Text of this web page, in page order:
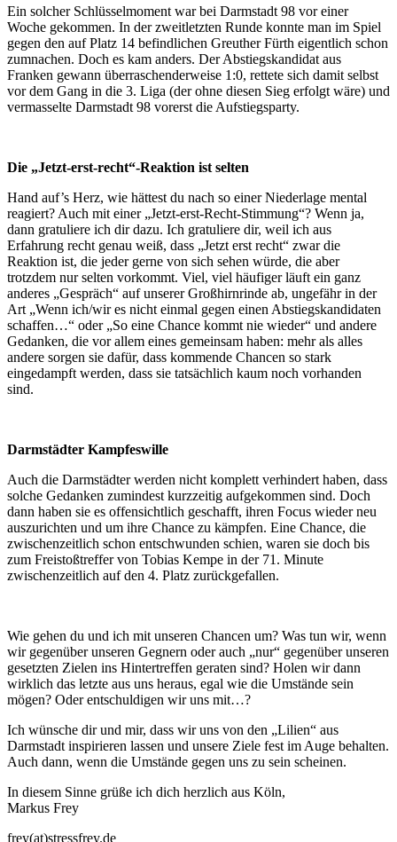
Ein solcher Schlüsselmoment war bei Darmstadt 98 vor einer
Woche gekommen. In der zweitletzten Runde konnte man im Spiel
gegen den auf Platz 14 befindlichen Greuther Fürth eigentlich schon
zumnachen. Doch es kam anders. Der Abstiegskandidat aus
Franken gewann überraschenderweise 1:0, rettete sich damit selbst
vor dem Gang in die 3. Liga (der ohne diesen Sieg erfolgt wäre) und
vermasselte Darmstadt 98 vorerst die Aufstiegsparty.
Die „Jetzt-erst-recht“-Reaktion ist selten
Hand auf’s Herz, wie hättest du nach so einer Niederlage mental
reagiert? Auch mit einer „Jetzt-erst-Recht-Stimmung“? Wenn ja,
dann gratuliere ich dir dazu. Ich gratuliere dir, weil ich aus
Erfahrung recht genau weiß, dass „Jetzt erst recht“ zwar die
Reaktion ist, die jeder gerne von sich sehen würde, die aber
trotzdem nur selten vorkommt. Viel, viel häufiger läuft ein ganz
anderes „Gespräch“ auf unserer Großhirnrinde ab, ungefähr in der
Art „Wenn ich/wir es nicht einmal gegen einen Abstiegskandidaten
schaffen…“ oder „So eine Chance kommt nie wieder“ und andere
Gedanken, die vor allem eines gemeinsam haben: mehr als alles
andere sorgen sie dafür, dass kommende Chancen so stark
eingedampft werden, dass sie tatsächlich kaum noch vorhanden
sind.
Darmstädter Kampfeswille
Auch die Darmstädter werden nicht komplett verhindert haben, dass
solche Gedanken zumindest kurzzeitig aufgekommen sind. Doch
dann haben sie es offensichtlich geschafft, ihren Focus wieder neu
auszurichten und um ihre Chance zu kämpfen. Eine Chance, die
zwischenzeitlich schon entschwunden schien, waren sie doch bis
zum Freistoßtreffer von Tobias Kempe in der 71. Minute
zwischenzeitlich auf den 4. Platz zurückgefallen.
Wie gehen du und ich mit unseren Chancen um? Was tun wir, wenn
wir gegenüber unseren Gegnern oder auch „nur“ gegenüber unseren
gesetzten Zielen ins Hintertreffen geraten sind? Holen wir dann
wirklich das letzte aus uns heraus, egal wie die Umstände sein
mögen? Oder entschuldigen wir uns mit…?
Ich wünsche dir und mir, dass wir uns von den „Lilien“ aus
Darmstadt inspirieren lassen und unsere Ziele fest im Auge behalten.
Auch dann, wenn die Umstände gegen uns zu sein scheinen.
In diesem Sinne grüße ich dich herzlich aus Köln,
Markus Frey
frey(at)stressfrey.de